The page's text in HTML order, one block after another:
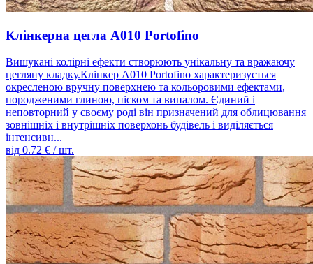
Клінкерна цегла A010 Portofino
Вишукані колірні ефекти створюють унікальну та вражаючу
цегляну кладку.Клінкер A010 Portofino характеризується
окресленою вручну поверхнею та кольоровими ефектами,
породженими глиною, піском та випалом. Єдиний і
неповторний у своєму роді він призначений для облицювання
зовнішніх і внутрішніх поверхонь будівель і виділяється
інтенсивн...
від 0.72 € / шт.